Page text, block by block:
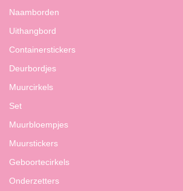
Naamborden
Uithangbord
Containerstickers
Deurbordjes
Muurcirkels
Set
Muurbloempjes
Muurstickers
Geboortecirkels
Onderzetters